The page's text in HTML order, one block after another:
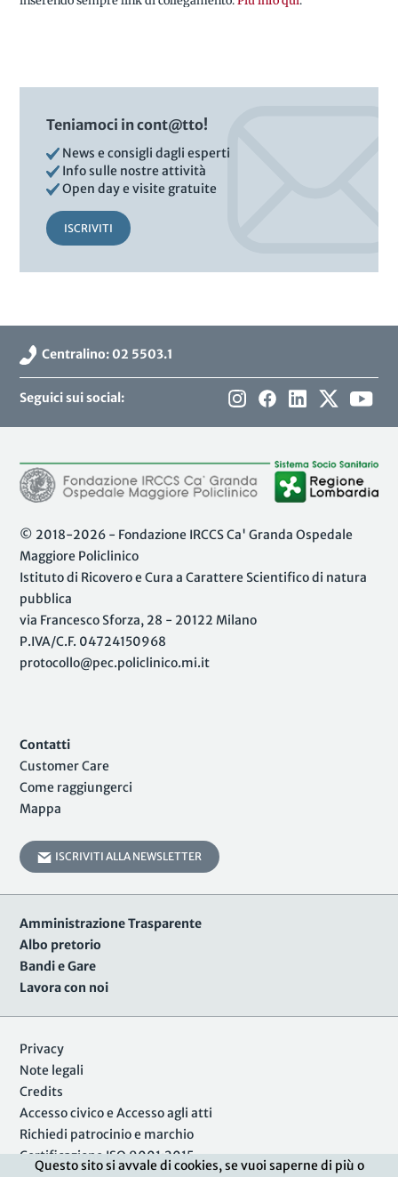
Questo sito si avvale di cookies, se vuoi saperne di più o
Teniamoci in cont@tto!
News e consigli dagli esperti
Info sulle nostre attività
Open day e visite gratuite
ISCRIVITI
Centralino: 02 5503.1
Seguici sui social:
© 2018-2026 - Fondazione IRCCS Ca' Granda Ospedale
Maggiore Policlinico
Istituto di Ricovero e Cura a Carattere Scientifico di natura
pubblica
via Francesco Sforza, 28 - 20122 Milano
P.IVA/C.F. 04724150968
protocollo@pec.policlinico.mi.it
Contatti
Customer Care
Come raggiungerci
Mappa
ISCRIVITI ALLA NEWSLETTER
Amministrazione Trasparente
Albo pretorio
Bandi e Gare
Lavora con noi
Privacy
Note legali
Credits
Accesso civico e Accesso agli atti
Richiedi patrocinio e marchio
Certificazione ISO 9001:2015